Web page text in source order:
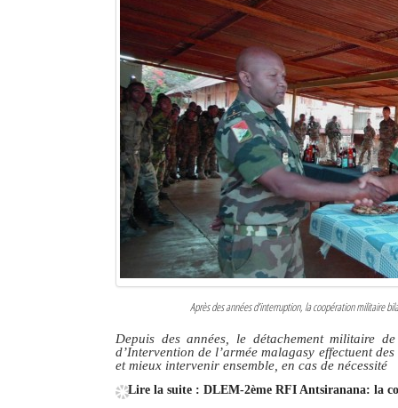
Après des années d’interruption, la coopération militaire
Depuis des années, le détachement militaire
d’Intervention de l’armée malagasy effectuent
et mieux intervenir ensemble, en cas de nécessité
Lire la suite : DLEM-2ème RFI Antsiranana: la